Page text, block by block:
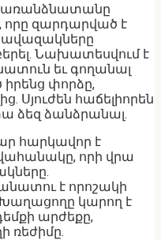
առանձնատանը
որը զարդարված է
ավազակները
Նախատեսվում է
եւ գողանալ
փորձը,
Սյուժեն հաճելիորեն
ձեզ ձանձրանալ.
հարկավոր է
որի վրա
է որոշակի
Խաղացողը կարող է
արժեքը,
ռեժիմը.